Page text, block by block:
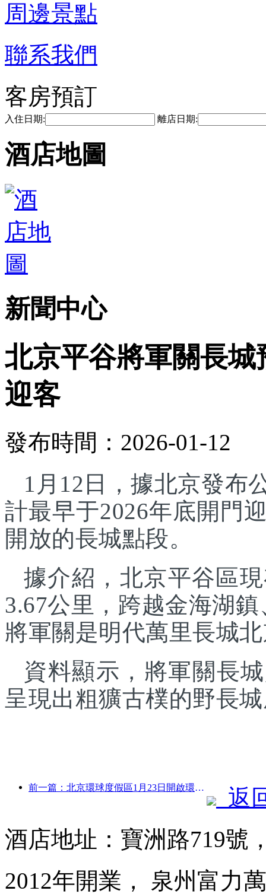
周邊景點
聯系我們
客房預訂
入住日期: 離店日期:
酒店地圖
新聞中心
北京平谷將軍關長城
迎客
發布時間：2026-01-12
1月12日，據北京發布
計最早于2026年底開門
開放的長城點段。
據介紹，北京平谷區
3.67公里，跨越金海湖
將軍關是明代萬里長城
資料顯示，將軍關長
呈現出粗獷古樸的野長
前一篇：北京環球度假區1月23日開啟環球中國年活動，持續40天
返
酒店地址：寶洲路719號
2012年開業， 泉州富